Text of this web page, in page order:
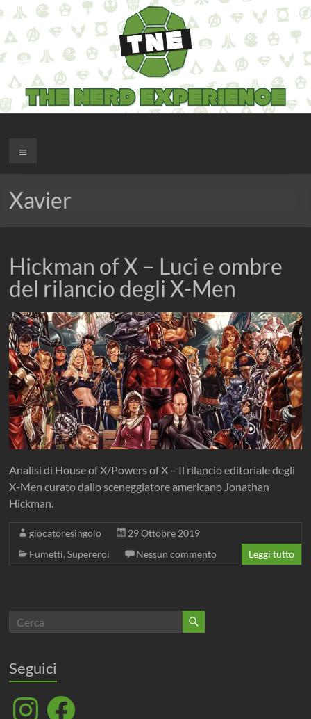
Salta
al
contenuto
The Nerd Experience
Menu
Xavier
Hickman of X – Luci e ombre
del rilancio degli X-Men
Analisi di House of X/Powers of X – Il rilancio editoriale degli
X-Men curato dallo sceneggiatore americano Jonathan
Hickman.
giocatoresingolo
29 Ottobre 2019
Fumetti,Supereroi Nessun commento Leggi tutto
Seguici
InstagramFacebook